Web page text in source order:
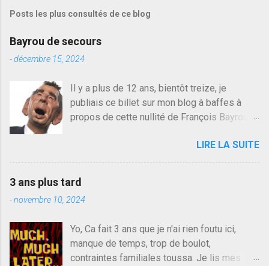
t
e
r
u
m
m
e
n
r
e
Posts les plus consultés de ce blog
Bayrou de secours
-décembre 15, 2024
Il y a plus de 12 ans, bientôt treize, je
publiais ce billet sur mon blog à baffes à
propos de cette nullité de François Bayrou. Il
quelqu'un, je ne parle pas des couples mais
des amis ou des valeurs dans lesquels on
croit. François Bayrou est en passe de
devenir le traite d'une partie de son électorat
et c'est par la presse qu'on l'apprend. On
plus proche de Sarkozy que de Hollande,
sinon il serait candidat du centre de la
gauche molle mais quand on écoutait ses
LIRE LA SUITE
3 ans plus tard
-novembre 10, 2024
Yo, Ca fait 3 ans que je n'ai rien foutu ici,
manque de temps, trop de boulot,
contraintes familiales toussa. Je lis mes